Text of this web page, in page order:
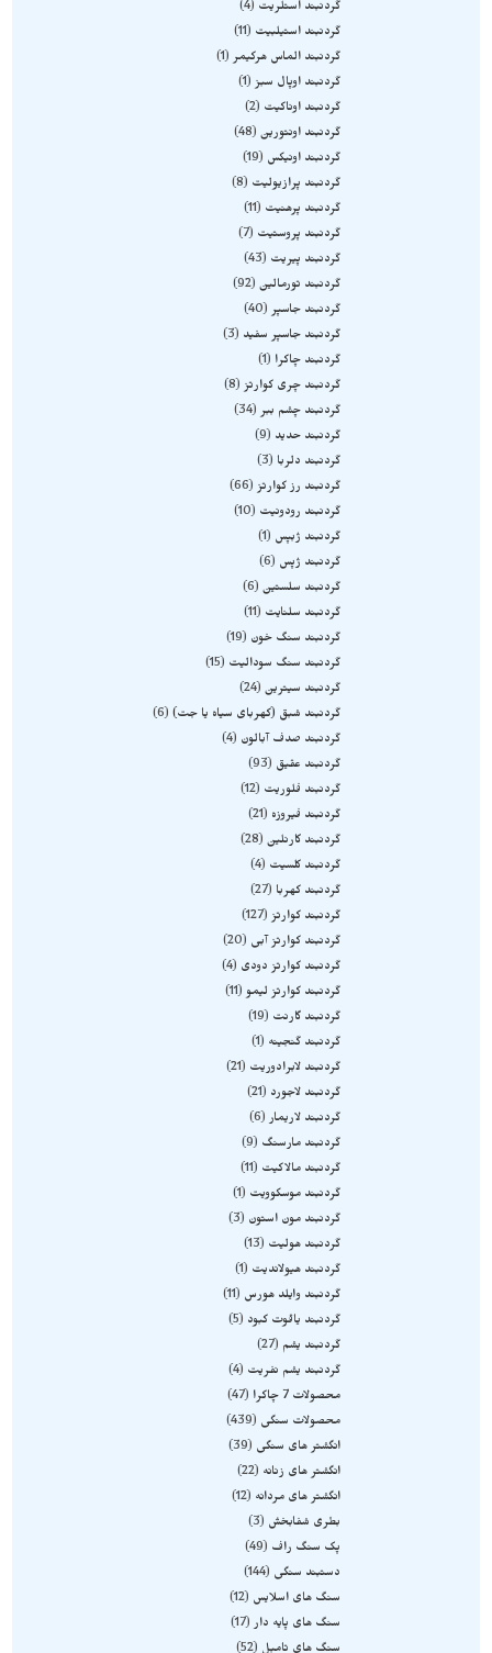
گردنبند استلریت
4
گردنبند استیلبیت
11
گردنبند الماس هرکیمر 1
گردنبند اوپال سبز 1
گردنبند اوناکیت
2
گردنبند اونتورین 48
گردنبند اونیکس
19
گردنبند پرازیولیت
8
گردنبند پرهنیت
11
گردنبند پروستیت
7
گردنبند پیریت
43
گردنبند تورمالین 92
گردنبند جاسپر 40
گردنبند جاسپر سفید
3
گردنبند چاکرا
1
گردنبند چری کوارتز 8
گردنبند چشم ببر 34
گردنبند حدید
9
گردنبند دلربا
3
گردنبند رز کوارتز 66
گردنبند رودونیت
10
گردنبند ژبپس
1
گردنبند ژپس
6
گردنبند سلستین 6
گردنبند سلنایت
11
گردنبند سنگ خون
19
گردنبند سنگ سودالیت
15
گردنبند سیترین 24
گردنبند شبق (کهربای سیاه یا جت) 6
گردنبند صدف آبالون
4
گردنبند عقیق
93
گردنبند فلوریت
12
گردنبند فیروزه
21
گردنبند کارنلین 28
گردنبند کلسیت
4
گردنبند کهربا
27
گردنبند کوارتز 127
گردنبند کوارتز آبی
20
گردنبند کوارتز دودی
4
گردنبند کوارتز لیمو 11
گردنبند گارنت
19
گردنبند گنجینه
1
گردنبند لابرادوریت
21
گردنبند لاجورد
21
گردنبند لاریمار 6
گردنبند مارسنگ
9
گردنبند مالاکیت
11
گردنبند موسکوویت
1
گردنبند مون استون
3
گردنبند هولیت
13
گردنبند هیولاندیت
1
گردنبند وایلد هورس
11
گردنبند یاقوت کبود
5
گردنبند یشم
27
گردنبند یشم نفریت
4
محصولات 7 چاکرا
47
محصولات سنگی
439
انگشتر های سنگی
39
انگشتر های زنانه
22
انگشتر های مردانه
12
بطری شفابخش
3
پک سنگ راف
49
دستبند سنگی
144
سنگ های اسلایس
12
سنگ های پایه دار 17